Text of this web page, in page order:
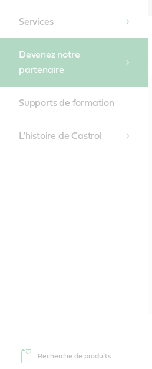
Services
Devenez notre
partenaire
Supports de formation
L’histoire de Castrol
Recherche de produits